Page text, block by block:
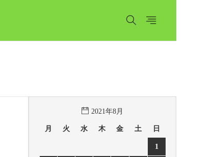
2021年8月
月 火 水 木 金 土 日
1